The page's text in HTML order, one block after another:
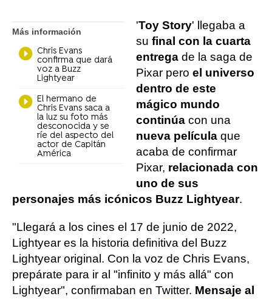
Más información
Chris Evans
confirma que dará
voz a Buzz
Lightyear
El hermano de
Chris Evans saca a
la luz su foto más
desconocida y se
ríe del aspecto del
actor de Capitán
América
'Toy Story' llegaba a
su final con la cuarta
entrega de la saga de
Pixar pero el universo
dentro de este
mágico mundo
continúa con una
nueva película que
acaba de confirmar
Pixar, relacionada con
uno de sus
personajes más icónicos Buzz Lightyear.
"Llegará a los cines el 17 de junio de 2022,
Lightyear es la historia definitiva del Buzz
Lightyear original. Con la voz de Chris Evans,
prepárate para ir al "infinito y más allá" con
Lightyear", confirmaban en Twitter. Mensaje al